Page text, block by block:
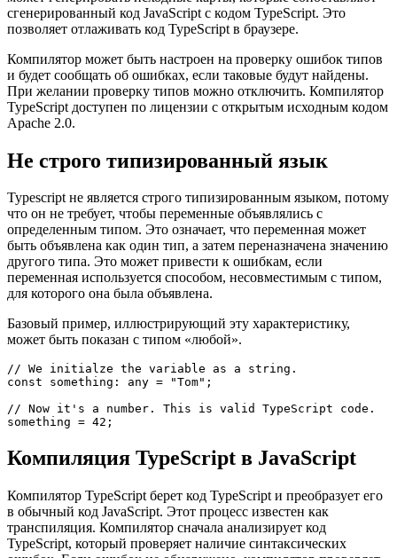
Компилятор TypeScript может создавать код JavaScript,
совместимый с различными средами выполнения JavaScript,
такими как Node.js, Internet Explorer и Chrome. Он также
может генерировать исходные карты, которые сопоставляют
сгенерированный код JavaScript с кодом TypeScript. Это
позволяет отлаживать код TypeScript в браузере.
Компилятор может быть настроен на проверку ошибок типов
При желании проверку типов можно отключить. Компилятор
Apache 2.0.
Не строго типизированный язык
Typescript не является строго типизированным языком, потому
что он не требует, чтобы переменные объявлялись с
определенным типом. Это означает, что переменная может
быть объявлена как один тип, а затем переназначена значению
другого типа. Это может привести к ошибкам, если
переменная используется способом, несовместимым с типом,
для которого она была объявлена.
может быть показан с типом «любой».
const something: any = "Tom";
Компиляция TypeScript в JavaScript